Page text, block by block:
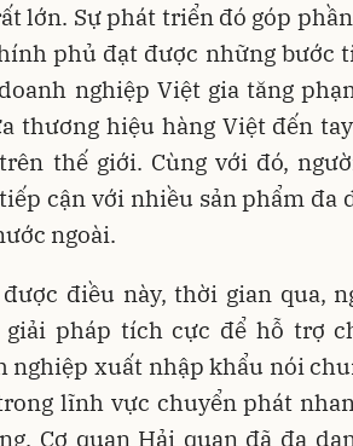
lớn. Sự phát triển đó góp
phủ đạt được những bước
nghiệp Việt gia tăng
thương hiệu hàng Việt đến
thế giới. Cùng với đó,
cận với nhiều sản phẩm đa
ngoài.
điều này, thời gian qua,
pháp tích cực để hỗ trợ
nghiệp xuất nhập khẩu nói
lĩnh vực chuyển phát
Cơ quan Hải quan đã đa